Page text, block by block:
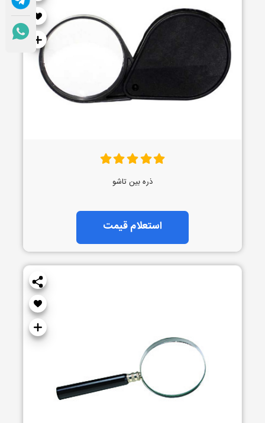
ذره بین تاشو
استعلام قیمت